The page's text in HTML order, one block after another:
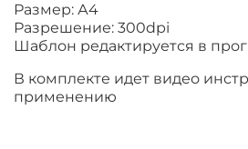
Размер: А4
Разрешение: 300dpi
Шаблон редактируется в
В комплекте идет видео
применению